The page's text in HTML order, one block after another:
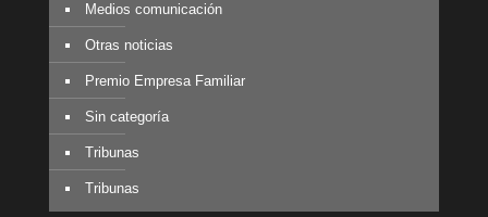
Medios comunicación
Otras noticias
Premio Empresa Familiar
Sin categoría
Tribunas
Tribunas